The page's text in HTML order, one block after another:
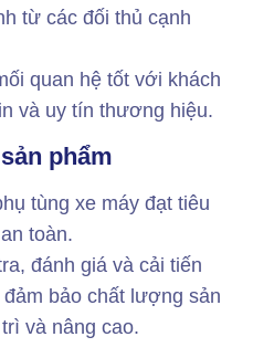
từ các đối thủ cạnh
quan hệ tốt với khách
và uy tín thương hiệu.
phẩm
tùng xe máy đạt tiêu
toàn.
đánh giá và cải tiến
bảo chất lượng sản
và nâng cao.